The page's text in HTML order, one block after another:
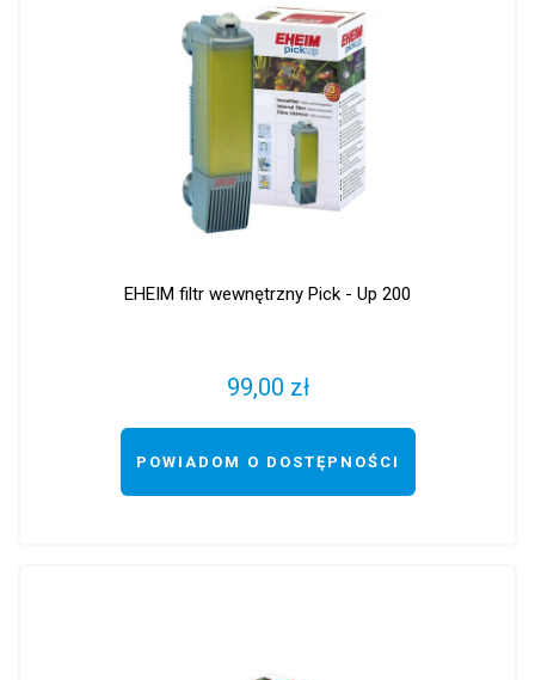
EHEIM filtr wewnętrzny Pick - Up 200
99,00 zł
POWIADOM O DOSTĘPNOŚCI